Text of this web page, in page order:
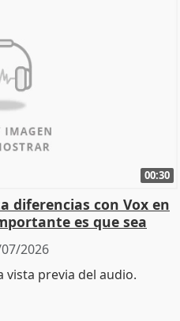
00:30
diferencias con Vox en
es que sea
2026